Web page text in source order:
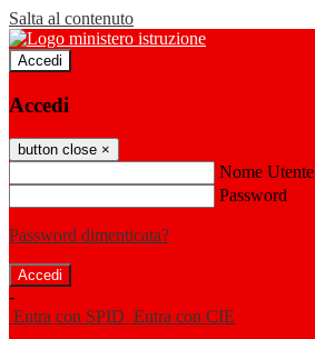
Salta al contenuto
Accedi
Accedi
button close ×
Nome Utente
Password
Password dimenticata?
-
Entra con SPID Entra con CIE